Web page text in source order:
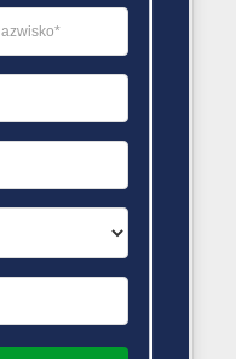
GAZU